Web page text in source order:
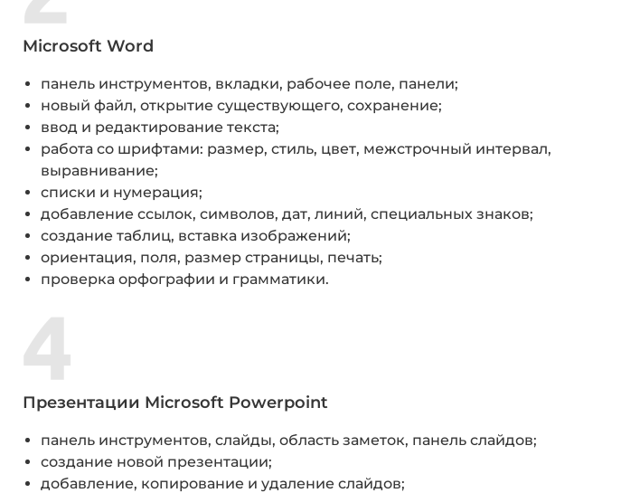
Microsoft Word
панель инструментов, вкладки, рабочее поле, панели;
новый файл, открытие существующего, сохранение;
ввод и редактирование текста;
работа со шрифтами: размер, стиль, цвет, межстрочный интервал,
выравнивание;
списки и нумерация;
добавление ссылок, символов, дат, линий, специальных знаков;
создание таблиц, вставка изображений;
ориентация, поля, размер страницы, печать;
проверка орфографии и грамматики.
Презентации Microsoft Powerpoint
панель инструментов, слайды, область заметок, панель слайдов;
создание новой презентации;
добавление, копирование и удаление слайдов;